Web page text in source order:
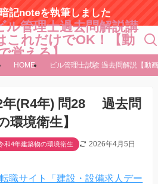
記noteを執筆しました
管理士過去問解説講
これだけでOK！【動
覚える】
HOME ビル管理士試験 過去問解説【動
年(R4年) 問28 過去問
環境衛生】
和4年建築物の環境衛生 2026年4月5日
職サイト「建設・設備求人デー